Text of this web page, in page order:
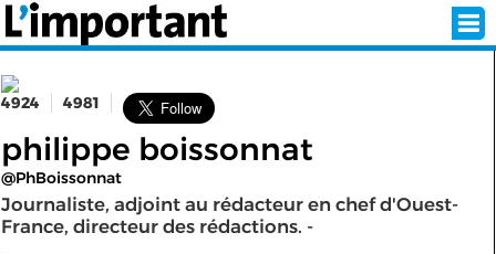
SÉLECTION DE L'ÉTÉ
4924 4981
philippe boissonnat
@PhBoissonnat
Journaliste, adjoint au rédacteur en chef d'Ouest-
France, directeur des rédactions. -